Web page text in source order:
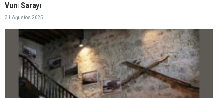
Vuni Sarayı
31 Ağustos 2025